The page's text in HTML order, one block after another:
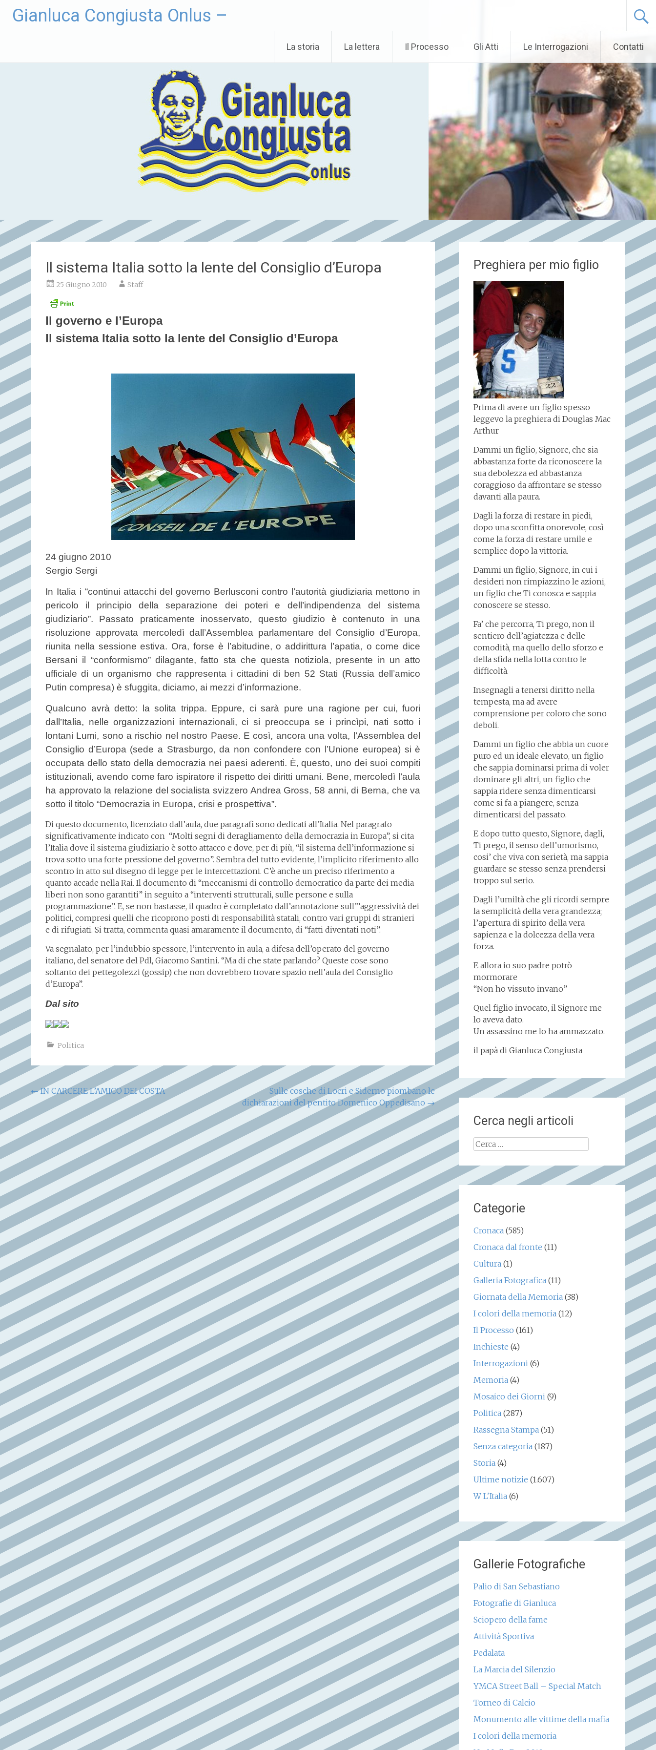
Gianluca Congiusta Onlus –
La storia La lettera Il Processo Gli Atti Le Interrogazioni Contatti
Il sistema Italia sotto la lente del Consiglio d’Europa
25 Giugno 2010 Staff
Il governo e l’Europa
Il sistema Italia sotto la lente del Consiglio d’Europa
24 giugno 2010
Sergio Sergi
In Italia i “continui attacchi del governo Berlusconi contro l’autorità giudiziaria mettono in
pericolo il principio della separazione dei poteri e dell’indipendenza del sistema
giudiziario”. Passato praticamente inosservato, questo giudizio è contenuto in una
risoluzione approvata mercoledì dall’Assemblea parlamentare del Consiglio d’Europa,
riunita nella sessione estiva. Ora, forse è l’abitudine, o addirittura l’apatia, o come dice
Bersani il “conformismo” dilagante, fatto sta che questa notiziola, presente in un atto
ufficiale di un organismo che rappresenta i cittadini di ben 52 Stati (Russia dell’amico
Putin compresa) è sfuggita, diciamo, ai mezzi d’informazione.
Qualcuno avrà detto: la solita trippa. Eppure, ci sarà pure una ragione per cui, fuori
dall’Italia, nelle organizzazioni internazionali, ci si preoccupa se i princìpi, nati sotto i
lontani Lumi, sono a rischio nel nostro Paese. E così, ancora una volta, l’Assemblea del
Consiglio d’Europa (sede a Strasburgo, da non confondere con l’Unione europea) si è
occupata dello stato della democrazia nei paesi aderenti. È, questo, uno dei suoi compiti
istituzionali, avendo come faro ispiratore il rispetto dei diritti umani. Bene, mercoledì l’aula
ha approvato la relazione del socialista svizzero Andrea Gross, 58 anni, di Berna, che va
sotto il titolo “Democrazia in Europa, crisi e prospettiva”.
Di questo documento, licenziato dall’aula, due paragrafi sono dedicati all’Italia. Nel paragrafo
significativamente indicato con “Molti segni di deragliamento della democrazia in Europa”, si cita
l’Italia dove il sistema giudiziario è sotto attacco e dove, per di più, “il sistema dell’informazione si
trova sotto una forte pressione del governo”. Sembra del tutto evidente, l’implicito riferimento allo
scontro in atto sul disegno di legge per le intercettazioni. C’è anche un preciso riferimento a
quanto accade nella Rai. Il documento di “meccanismi di controllo democratico da parte dei media
liberi non sono garantiti” in seguito a “interventi strutturali, sulle persone e sulla
programmazione”. E, se non bastasse, il quadro è completato dall’annotazione sull’”aggressività dei
politici, compresi quelli che ricoprono posti di responsabilità statali, contro vari gruppi di stranieri
e di rifugiati. Si tratta, commenta quasi amaramente il documento, di “fatti diventati noti”.
Va segnalato, per l’indubbio spessore, l’intervento in aula, a difesa dell’operato del governo
italiano, del senatore del Pdl, Giacomo Santini. “Ma di che state parlando? Queste cose sono
soltanto dei pettegolezzi (gossip) che non dovrebbero trovare spazio nell’aula del Consiglio
d’Europa”.
Dal sito
Politica
Navigazione
articoli
←IN CARCERE L’AMICO DEI COSTA
Sulle cosche di Locri e Siderno piombano le
dichiarazioni del pentito Domenico Oppedisano →
Preghiera per mio figlio
Prima di avere un figlio spesso
leggevo la preghiera di Douglas Mac
Arthur
Dammi un figlio, Signore, che sia
abbastanza forte da riconoscere la
sua debolezza ed abbastanza
coraggioso da affrontare se stesso
davanti alla paura.
Dagli la forza di restare in piedi,
dopo una sconfitta onorevole, così
come la forza di restare umile e
semplice dopo la vittoria.
Dammi un figlio, Signore, in cui i
desideri non rimpiazzino le azioni,
un figlio che Ti conosca e sappia
conoscere se stesso.
Fa’ che percorra, Ti prego, non il
sentiero dell’agiatezza e delle
comodità, ma quello dello sforzo e
della sfida nella lotta contro le
difficoltà.
Insegnagli a tenersi diritto nella
tempesta, ma ad avere
comprensione per coloro che sono
deboli.
Dammi un figlio che abbia un cuore
puro ed un ideale elevato, un figlio
che sappia dominarsi prima di voler
dominare gli altri, un figlio che
sappia ridere senza dimenticarsi
come si fa a piangere, senza
dimenticarsi del passato.
E dopo tutto questo, Signore, dagli,
Ti prego, il senso dell’umorismo,
cosi’ che viva con serietà, ma sappia
guardare se stesso senza prendersi
troppo sul serio.
Dagli l’umiltà che gli ricordi sempre
la semplicità della vera grandezza;
l’apertura di spirito della vera
sapienza e la dolcezza della vera
forza.
E allora io suo padre potrò
mormorare
“Non ho vissuto invano”
Quel figlio invocato, il Signore me
lo aveva dato.
Un assassino me lo ha ammazzato.
il papà di Gianluca Congiusta
Cerca negli articoli
Ricerca
Categorie
Cronaca(585)
Cronaca dal fronte (11)
Cultura(1)
Galleria Fotografica(11)
Giornata della Memoria(38)
I colori della memoria(12)
Il Processo (161)
Inchieste (4)
Interrogazioni(6)
Memoria(4)
Mosaico dei Giorni(9)
Politica(287)
Rassegna Stampa(51)
Senza categoria(187)
Storia(4)
Ultime notizie (1.607)
W L'Italia(6)
Gallerie Fotografiche
Palio di San Sebastiano
Fotografie di Gianluca
Sciopero della fame
Attività Sportiva
Pedalata
La Marcia del Silenzio
YMCA Street Ball – Special Match
Torneo di Calcio
Monumento alle vittime della mafia
I colori della memoria